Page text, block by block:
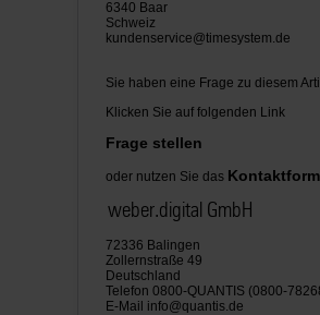
6340 Baar
Schweiz
kundenservice@timesystem.de
Sie haben eine Frage zu diesem
Klicken Sie auf folgenden Link
Frage stellen
oder nutzen Sie das
weber.digital GmbH
72336 Balingen
Zollernstraße 49
Deutschland
Telefon 0800-QUANTIS (0800-
E-Mail info@quantis.de